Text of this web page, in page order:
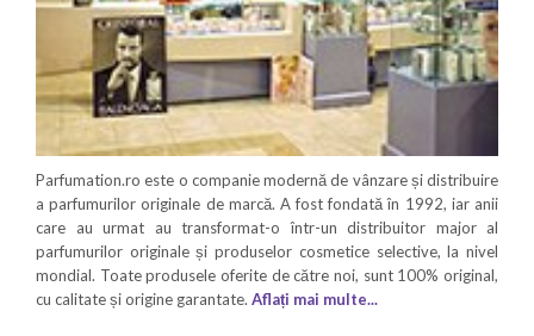
Parfumation.ro este o companie modernă de vânzare și distribuire
a parfumurilor originale de marcă. A fost fondată în 1992, iar anii
care au urmat au transformat-o într-un distribuitor major al
parfumurilor originale și produselor cosmetice selective, la nivel
mondial. Toate produsele oferite de către noi, sunt 100% original,
cu calitate și origine garantate. Aflați mai multe...